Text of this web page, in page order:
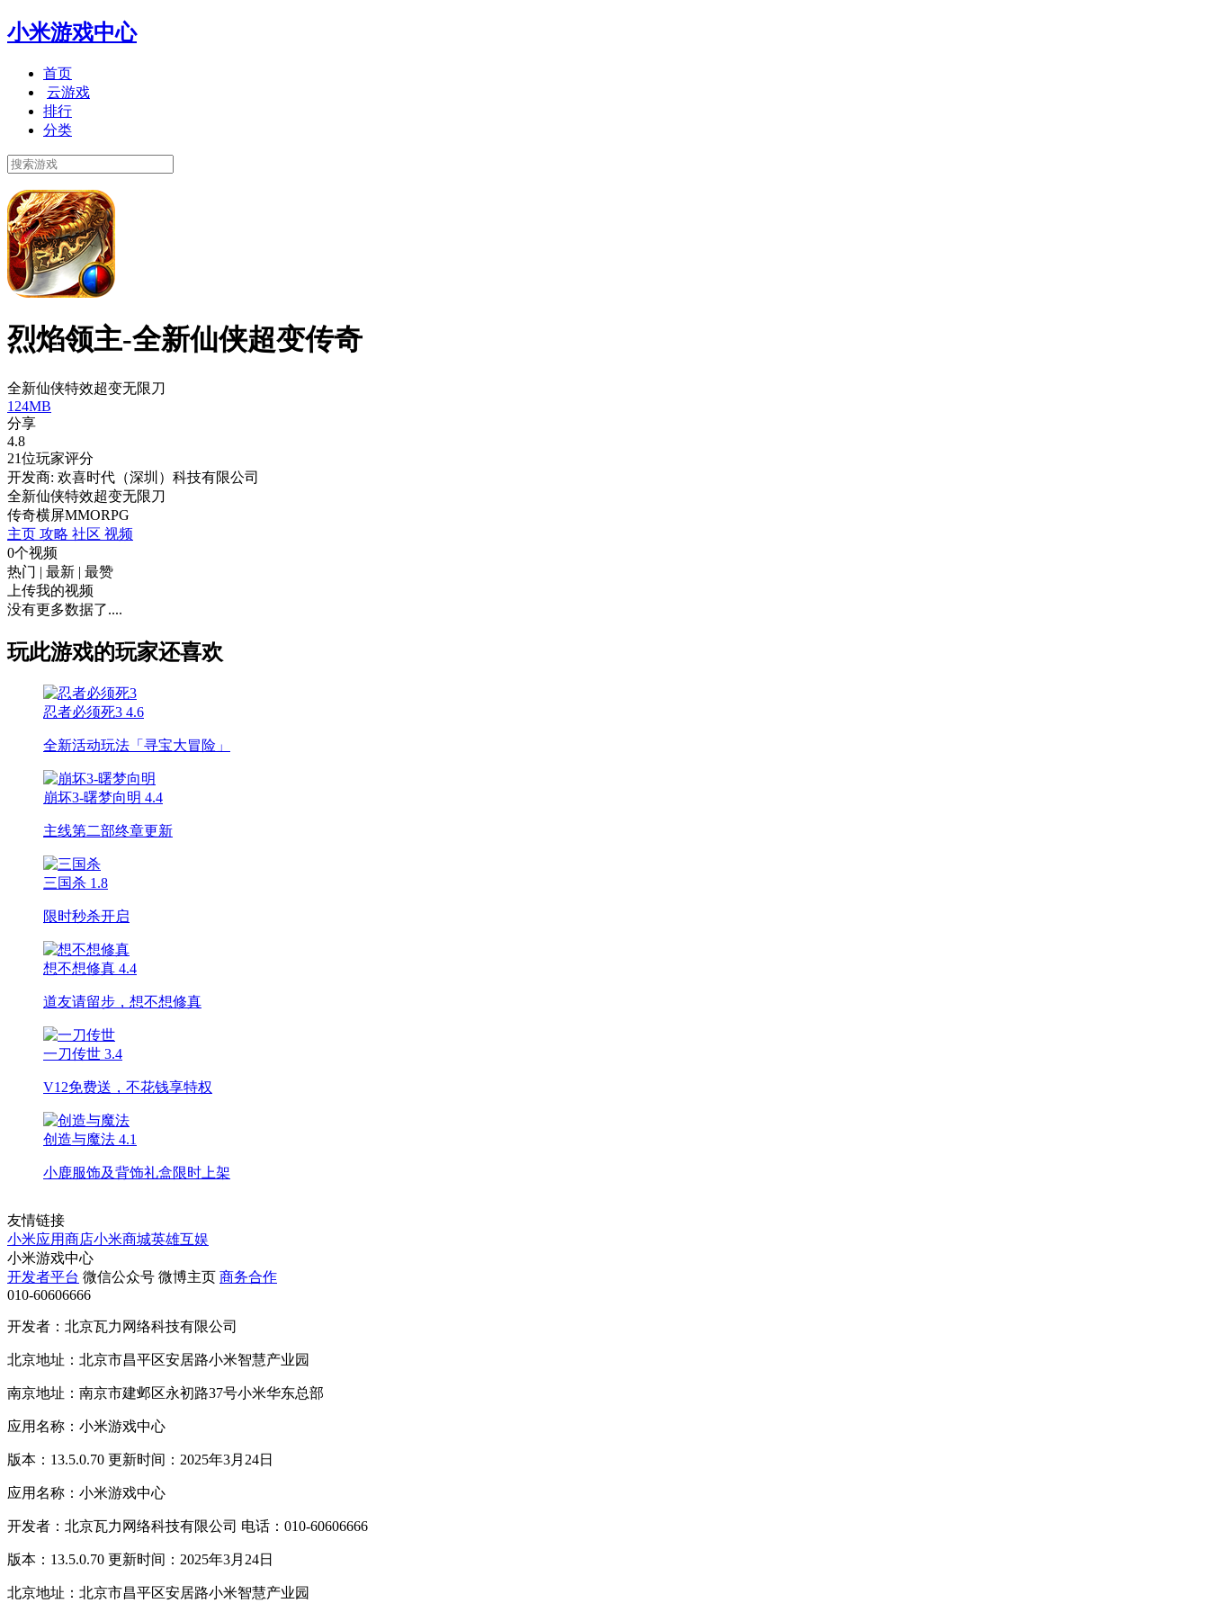
小米游戏中心
首页
云游戏
排行
分类
烈焰领主-全新仙侠超变传奇
全新仙侠特效超变无限刀
124MB
分享
4.8
21位玩家评分
开发商: 欢喜时代（深圳）科技有限公司
全新仙侠特效超变无限刀
传奇横屏MMORPG
主页 攻略 社区 视频
0个视频
热门 | 最新 | 最赞
上传我的视频
没有更多数据了....
玩此游戏的玩家还喜欢
忍者必须死3 4.6
全新活动玩法「寻宝大冒险」
崩坏3-曙梦向明 4.4
主线第二部终章更新
三国杀 1.8
限时秒杀开启
想不想修真 4.4
道友请留步，想不想修真
一刀传世 3.4
V12免费送，不花钱享特权
创造与魔法 4.1
小鹿服饰及背饰礼盒限时上架
友情链接
小米应用商店小米商城英雄互娱
小米游戏中心
开发者平台 微信公众号 微博主页 商务合作
010-60606666
开发者：北京瓦力网络科技有限公司
北京地址：北京市昌平区安居路小米智慧产业园
南京地址：南京市建邺区永初路37号小米华东总部
应用名称：小米游戏中心
版本：13.5.0.70 更新时间：2025年3月24日
应用名称：小米游戏中心
开发者：北京瓦力网络科技有限公司 电话：010-60606666
版本：13.5.0.70 更新时间：2025年3月24日
北京地址：北京市昌平区安居路小米智慧产业园